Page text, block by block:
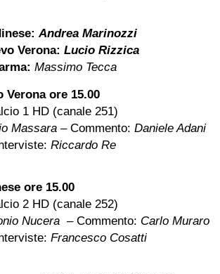
Andrea Marinozzi
Verona: Lucio Rizzica
Massimo Tecca
Verona ore 15.00
1 HD (canale 251)
Massara – Commento: Daniele Adani
Riccardo Re
ore 15.00
2 HD (canale 252)
Nucera – Commento: Carlo Muraro
Francesco Cosatti